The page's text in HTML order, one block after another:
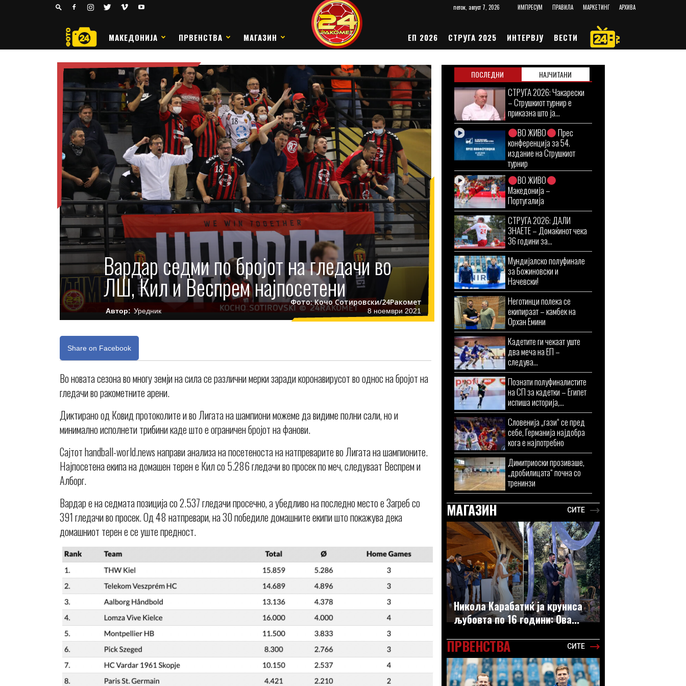
петок, август 7, 2026 ИМПРЕСУМ ПРАВИЛА МАРКЕТИНГ АРХИВА
РАКОМЕТ
МАКЕДОНИЈА ПРВЕНСТВА МАГАЗИН ЕП 2026 СТРУГА 2025 ИНТЕРВЈУ ВЕСТИ
Вардар седми по бројот на гледачи во
ЛШ, Кил и Веспрем најпосетени
Автор: Уредник 8 ноември 2021
Фото: Кочо Сотировски/24Ракомет
Share on Facebook
Во новата сезона во многу земји на сила се различни мерки заради коронавирусот во однос на бројот на
гледачи во ракометните арени.
Диктирано од Ковид протоколите и во Лигата на шампиони можеме да видиме полни сали, но и
минимално исполнети трибини каде што е ограничен бројот на фанови.
Сајтот handball-world.news направи анализа на посетеноста на натпреварите во Лигата на шампионите.
Најпосетена екипа на домашен терен е Кил со 5.286 гледачи во просек по меч, следуваат Веспрем и
Алборг.
Вардар е на седмата позиција со 2.537 гледачи просечно, а убедливо на последно место е Загреб со
391 гледачи во просек. Од 48 натпревари, на 30 победиле домашните екипи што покажува дека
домашниот терен е се уште предност.
ПОСЛЕДНИ НАЈЧИТАНИ
СТРУГА 2026: Чакарески
– Струшкиот турнир е
приказна што ја...
ВО ЖИВО
Прес
конференција за 54.
издание на Струшкиот
турнир
ВО ЖИВО
Македонија –
Португалија
СТРУГА 2026: ДАЛИ
ЗНАЕТЕ – Домаќинот чека
36 години за...
Мундијалско полуфинале
за Божиновски и
Начевски!
Неготинци полека се
екипираат – камбек на
Орхан Емини
Кадетите ги чекаат уште
два меча на ЕП –
следува...
Познати полуфиналистите
на СП за кадетки – Египет
испиша историја,...
Словенија „гази“ се пред
себе, Германија најдобра
кога е најпотребно
Димитриоски прозиваше,
„дробилицата“ почна со
тренинзи
МАГАЗИН СИТЕ
Никола Карабатиќ ја круниса
љубовта по 16 години: Ова...
ПРВЕНСТВА СИТЕ